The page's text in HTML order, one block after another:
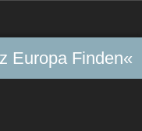
Europa Finden«